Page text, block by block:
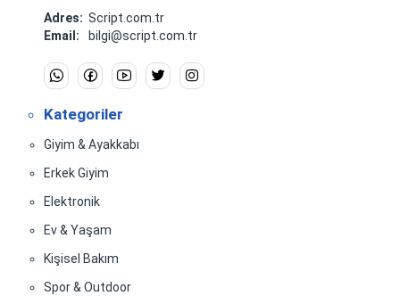
Adres: Script.com.tr
Email:
bilgi@script.com.tr
Kategoriler
Giyim & Ayakkabı
Erkek Giyim
Elektronik
Ev & Yaşam
Kişisel Bakım
Spor & Outdoor